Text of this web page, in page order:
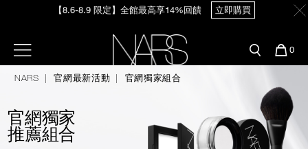
【8.6-8.9 限定】全館最高享14%回饋 立即購買
【8/3-8/10限定】明星底妝買1送1
新客首購輸＜WELCOME＞享9折
選單"
您
0
官網最新活動
預約金曲獎妝容
官網優惠活動
官網獨家組合
彩盤及禮盒組
臉部
彩妝服務
彩妝專欄
粉底線上試色
專業彩妝學院
官網獨家
推薦組合
NARS 官網最新活動 官網獨家組合